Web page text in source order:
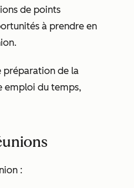
de points
à prendre en
préparation de la
emploi du temps,
: